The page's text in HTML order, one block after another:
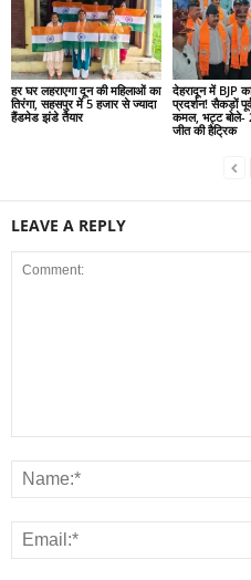
हर घर लहराएगा दून की महिलाओं का
तिरंगा, सहसपुर में 5 हजार से ज्यादा
हैंडमेड झंडे तैयार
देहरादून में BJP
प्रदर्शन! सैकड़ों
कमल, भट्ट बोले-
जीत की हैट्रिक
LEAVE A REPLY